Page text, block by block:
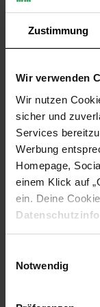
Zustimmung
Wir verwenden
Wir nutzen
sicher und
Services
Werbung
Homepage,
einem Klick auf
ein. Deine
Notwendig
verbessert
Innenräumen
Hohe
Modellen
verwendet
Hub1200/
Erweiterung
Verwendung
Pro-Systems
11,52 kWh